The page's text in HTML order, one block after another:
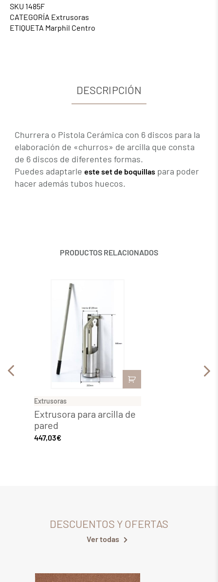
SKU 1485F
CATEGORÍA Extrusoras
ETIQUETA Marphil Centro
DESCRIPCIÓN
Churrera o Pistola Cerámica con 6 discos para la
elaboración de «churros» de arcilla que consta
de 6 discos de diferentes formas.
Puedes adaptarle este set de boquillas para poder
hacer además tubos huecos.
PRODUCTOS RELACIONADOS
Extrusoras
Extrusora para arcilla de
pared
447,03€
DESCUENTOS Y OFERTAS
Ver todas